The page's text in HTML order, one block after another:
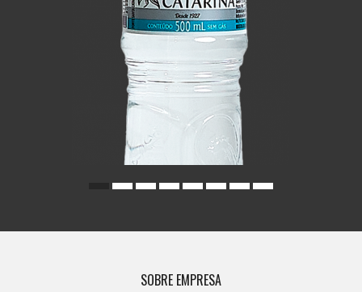
SOBRE EMPRESA